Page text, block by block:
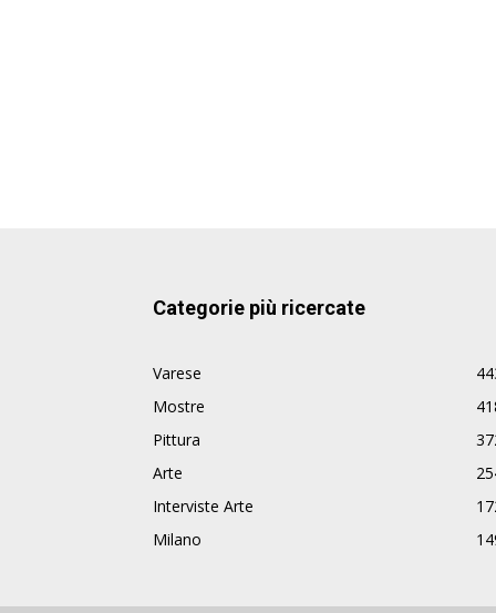
Categorie più ricercate
Varese
Mostre
Pittura
Arte
Interviste Arte
Milano